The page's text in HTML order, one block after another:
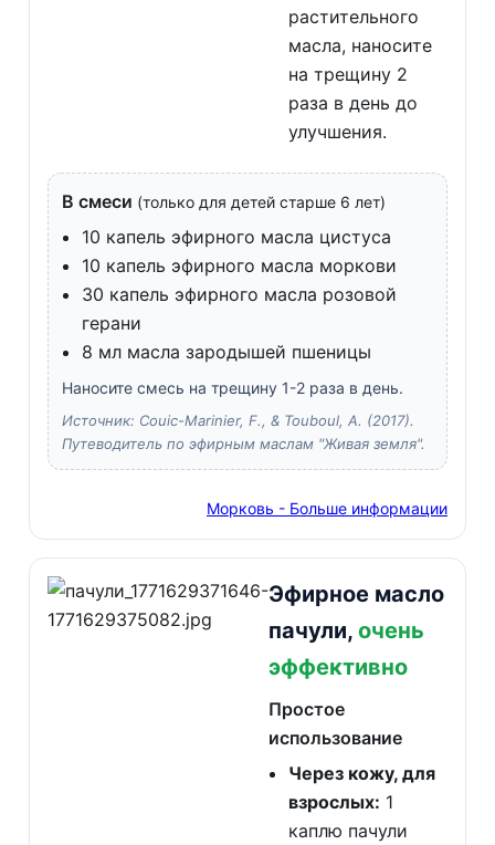
растительного
масла, наносите
на трещину 2
раза в день до
улучшения.
В смеси (только для детей старше 6 лет)
10 капель эфирного масла цистуса
10 капель эфирного масла моркови
30 капель эфирного масла розовой
герани
8 мл масла зародышей пшеницы
Наносите смесь на трещину 1-2 раза в день.
Источник: Couic-Marinier, F., & Touboul, A. (2017).
Путеводитель по эфирным маслам "Живая земля".
Морковь - Больше информации
Эфирное масло
пачули, очень
эффективно
Простое
использование
Через кожу, для
взрослых: 1
каплю пачули